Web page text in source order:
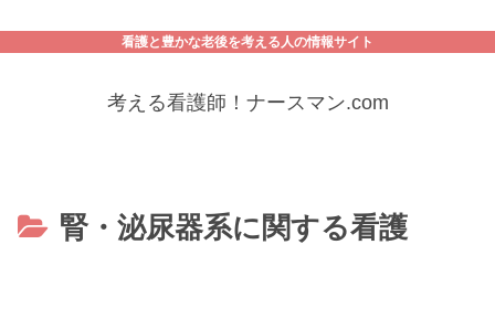
看護と豊かな老後を考える人の情報サイト
考える看護師！ナースマン.com
腎・泌尿器系に関する看護